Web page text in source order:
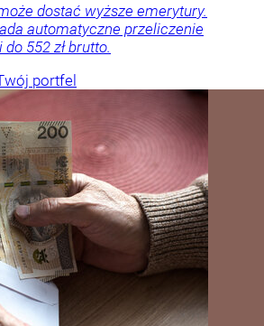
dostać wyższe emerytury.
automatyczne przeliczenie
552 zł brutto.
portfel